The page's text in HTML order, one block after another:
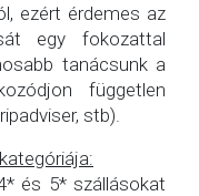
ezért érdemes az
egy fokozattal
tanácsunk a
független
stb).
és 5* szállásokat